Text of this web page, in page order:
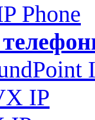
Phone
IP